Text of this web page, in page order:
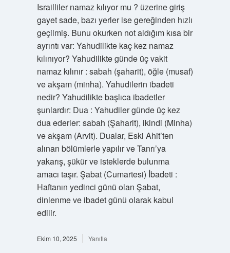
Israilliler namaz kılıyor mu ? üzerine giriş
gayet sade, bazı yerler ise gereğinden hızlı
geçilmiş. Bunu okurken not aldığım kısa bir
ayrıntı var: Yahudilikte kaç kez namaz
kılınıyor? Yahudilikte günde üç vakit
namaz kılınır : sabah (şaharit), öğle (musaf)
ve akşam (minha). Yahudilerin ibadeti
nedir? Yahudilikte başlıca ibadetler
şunlardır: Dua : Yahudiler günde üç kez
dua ederler: sabah (Şaharit), ikindi (Minha)
ve akşam (Arvit). Dualar, Eski Ahit’ten
alınan bölümlerle yapılır ve Tanrı’ya
yakarış, şükür ve isteklerde bulunma
amacı taşır. Şabat (Cumartesi) İbadeti :
Haftanın yedinci günü olan Şabat,
dinlenme ve ibadet günü olarak kabul
edilir.
Ekim 10, 2025 Yanıtla